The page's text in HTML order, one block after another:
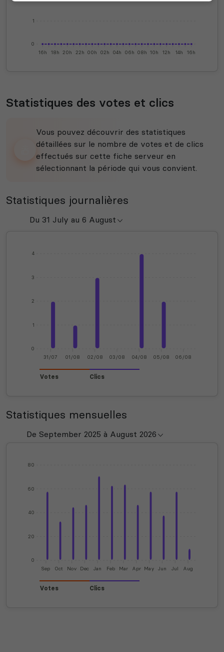
0
1
16h 18h 20h 22h 00h 02h 04h 06h 08h 10h 12h 14h 16h
Statistiques des votes et clics
Vous pouvez découvrir des statistiques
détaillées sur le nombre de votes et de clics
effectués sur cette fiche serveur en
sélectionnant la période qui vous convient.
Statistiques journalières
0
1
2
3
4
31/07 01/08 02/08 03/08 04/08 05/08 06/08
Votes Clics
Statistiques mensuelles
0
20
40
60
80
Sep Oct Nov Dec Jan Feb Mar Apr May Jun Jul Aug
Votes Clics